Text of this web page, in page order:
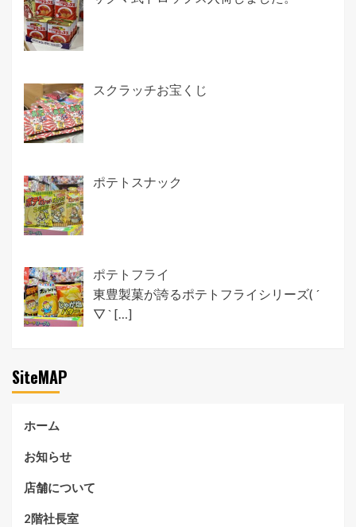
スクラッチお宝くじ
ポテトスナック
ポテトフライ
東豊製菓が誇るポテトフライシリーズ( ´
▽ ` […]
SiteMAP
ホーム
お知らせ
店舗について
2階社長室